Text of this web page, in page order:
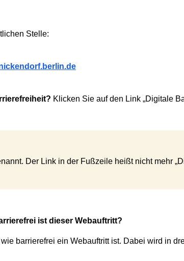
Stelle:
Klicken Sie auf den Link „Digitale
Der Link in der Fußzeile heißt nicht mehr
ist dieser Webauftritt?
barrierefrei ein Webauftritt ist. Dabei wird in